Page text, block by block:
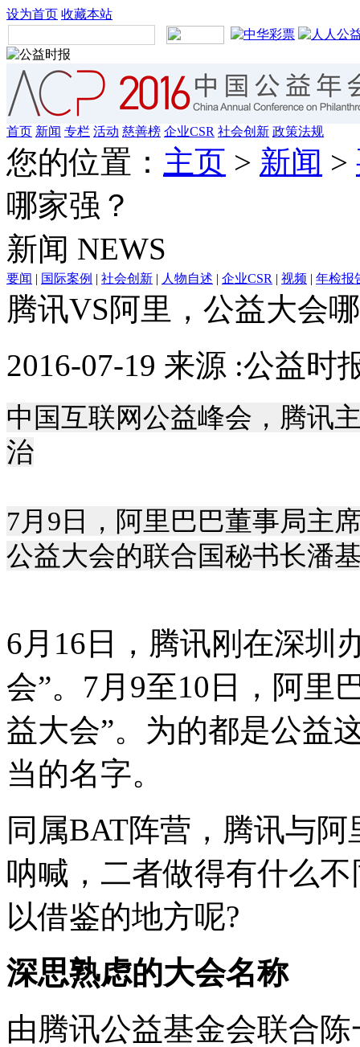
设为首页 收藏本站
首页 新闻 专栏 活动 慈善榜 企业CSR 社会创新 政策法规
您的位置： 主页 > 新闻 >
哪家强？
新闻 NEWS
要闻 | 国际案例 | 社会创新 | 人物自述 | 企业CSR | 视频 | 年检报
腾讯VS阿里，公益大会
2016-07-19 来源 :公益时
中国互联网公益峰会，腾讯
治
7月9日，阿里巴巴董事局主
公益大会的联合国秘书长潘
6月16日，腾讯刚在深圳
会”。7月9至10日，阿里
益大会”。为的都是公益
当的名字。
同属BAT阵营，腾讯与
呐喊，二者做得有什么
以借鉴的地方呢?
深思熟虑的大会名称
由腾讯公益基金会联合